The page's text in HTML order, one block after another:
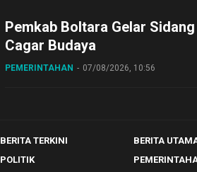
Pemkab Boltara Gelar
Cagar Budaya
PEMERINTAHAN 07/08/2026, 10:56
BERITA TERKINI BERITA
POLITIK